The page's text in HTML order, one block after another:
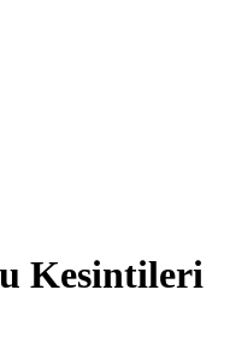
Kesintileri